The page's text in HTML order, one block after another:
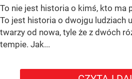
To nie jest historia o kimś, kto ma
To jest historia o dwojgu ludziach
twarzy od nowa, tyle że z dwóch
tempie. Jak...